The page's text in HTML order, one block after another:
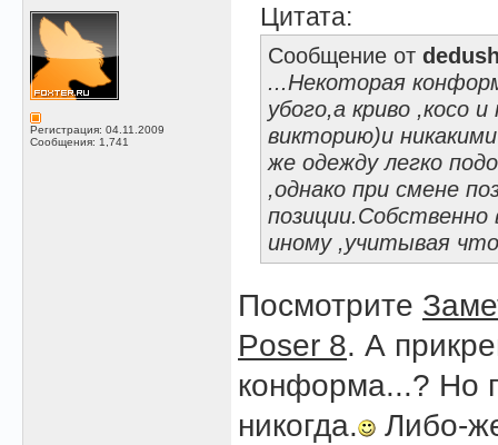
Регистрация: 04.11.2009
Сообщения: 1,741
Цитата:
Сообщение от
...Некоторая
убого,а криво ,косо
викторию)и
же одежду легко
,однако при смене
позиции.Собственно
иному ,учитывая
Посмотрите
Poser 8. А
конформа...? Но
никогда.
Либо-